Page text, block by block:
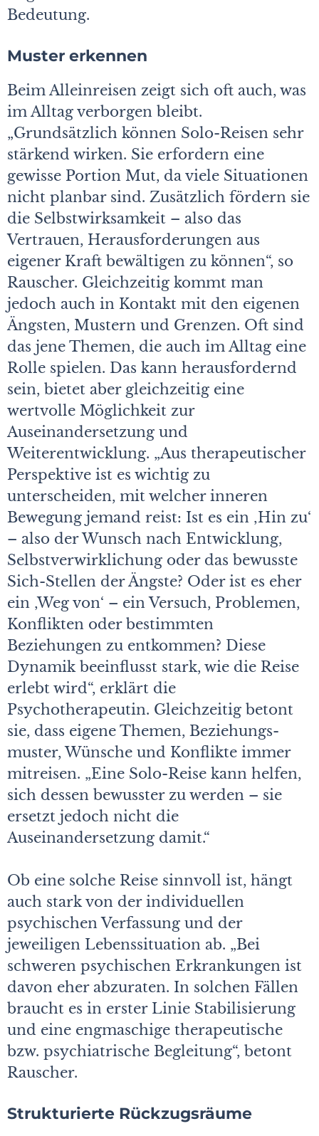
Bedeutung.
Muster erkennen
Beim Alleinreisen zeigt sich oft auch, was
im Alltag verborgen bleibt.
„Grundsätzlich können Solo-Reisen sehr
stärkend wirken. Sie erfordern eine
gewisse Portion Mut, da viele Situationen
nicht planbar sind. Zusätzlich fördern sie
die Selbstwirksamkeit – also das
Vertrauen, Herausforderungen aus
eigener Kraft bewältigen zu können“, so
Rauscher. Gleichzeitig kommt man
jedoch auch in Kontakt mit den eigenen
Ängsten, Mustern und Grenzen. Oft sind
das jene Themen, die auch im Alltag eine
Rolle spielen. Das kann herausfordernd
sein, bietet aber gleichzeitig eine
wertvolle Möglichkeit zur
Auseinandersetzung und
Weiterentwicklung. „Aus therapeutischer
Perspektive ist es wichtig zu
unterscheiden, mit welcher inneren
Bewegung jemand reist: Ist es ein ‚Hin zu‘
– also der Wunsch nach Entwicklung,
Selbstverwirklichung oder das bewusste
Sich-Stellen der Ängste? Oder ist es eher
ein ‚Weg von‘ – ein Versuch, Problemen,
Konflikten oder bestimmten
Beziehungen zu entkommen? Diese
Dynamik beeinflusst stark, wie die Reise
erlebt wird“, erklärt die
Psychotherapeutin. Gleichzeitig betont
sie, dass eigene Themen, Beziehungs­
muster, Wünsche und Konflikte immer
mitreisen. „Eine Solo-Reise kann helfen,
sich dessen bewusster zu werden – sie
ersetzt jedoch nicht die
Auseinandersetzung damit.“
Ob eine solche Reise sinnvoll ist, hängt
auch stark von der individuellen
psychischen Verfassung und der
jeweiligen Lebenssituation ab. „Bei
schweren psychischen Erkrankungen ist
davon eher abzuraten. In solchen Fällen
braucht es in erster Linie Stabilisierung
und eine engmaschige therapeutische
bzw. psychiatrische Begleitung“, betont
Rauscher.
Strukturierte Rückzugsräume